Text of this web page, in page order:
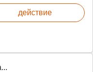
действие